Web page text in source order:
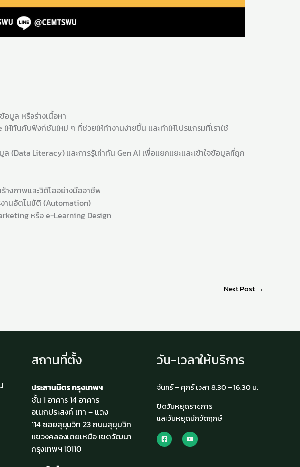
อมูล หรือร่างเนื้อหา
ห้ทันกับฟังก์ชันใหม่ ๆ ที่ช่วยให้ทำงานง่ายขึ้น และทำให้โปรแกรมที่เราใช้
(Data Literacy) และการรู้เท่าทัน Gen AI เพื่อแยกแยะและเข้าใจข้อมูลที่ถูก
างภาพและวิดีโออย่างมืออาชีพ
งานอัตโนมัติ (Automation)
หรือ e-Learning Design
Next Post →
สถานที่ตั้ง
ประสานมิตร กรุงเทพฯ
ชั้น 1 อาคาร 14 อาคาร
อเนกประสงค์ เทา – แดง
114 ซอยสุขุมวิท 23 ถนนสุขุมวิท
แขวงคลองเตยเหนือ เขตวัฒนา
กรุงเทพฯ 10110
วัน-เวลาให้บริการ
จันทร์ – ศุกร์ เวลา 8.30 – 16.30 น.
ปิดวันหยุดราชการ
และวันหยุดนักขัตฤกษ์